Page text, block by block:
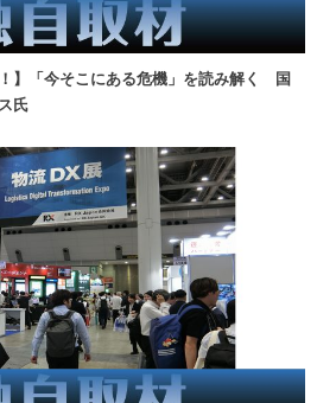
】「今そこにある危機」を読み解く 国
氏